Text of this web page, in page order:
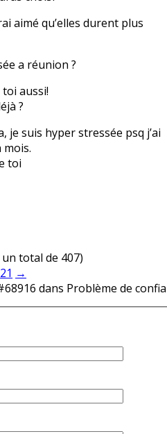
aimé qu’elles durent plus
a réunion ?
aussi!
?
je suis hyper stressée psq j’ai
mois.
toi
total de 407)
21 →
dans Problème de